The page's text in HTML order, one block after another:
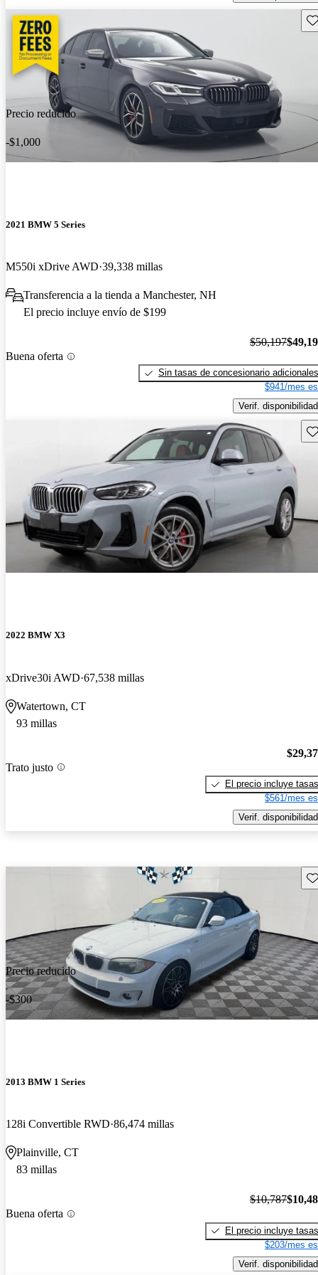
Precio reducido
-$1,000
2021 BMW 5 Series
M550i xDrive AWD 39,338 millas
Transferencia a la tienda a Manchester, NH
El precio incluye envío de $199
Buena oferta
$50,197
Sin tasas de concesionario adicionales
$941/mes
Verif. disponibilidad
2022 BMW X3
xDrive30i AWD 67,538 millas
Watertown, CT
93 millas
Trato justo
El precio incluye tasas
$561/mes
Verif. disponibilidad
Precio reducido
-$300
2013 BMW 1 Series
128i Convertible RWD 86,474 millas
Plainville, CT
83 millas
Buena oferta
$10,787
El precio incluye tasas
$203/mes
Verif. disponibilidad